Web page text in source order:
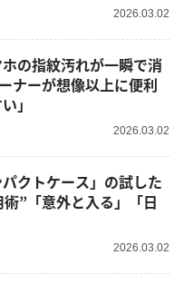
2026.03.02
ホの指紋汚れが一瞬で消
ナーが想像以上に便利
」
2026.03.02
クトケース」の試した
”「意外と入る」「日
2026.03.02